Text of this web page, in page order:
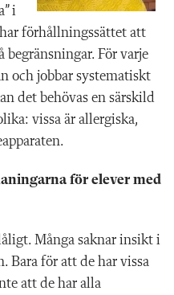
i
förhållningssättet att
För varje
och jobbar systematiskt
det behövas en särskild
vissa är allergiska,
för elever med
Många saknar insikt i
Bara för att de har vissa
att de har alla